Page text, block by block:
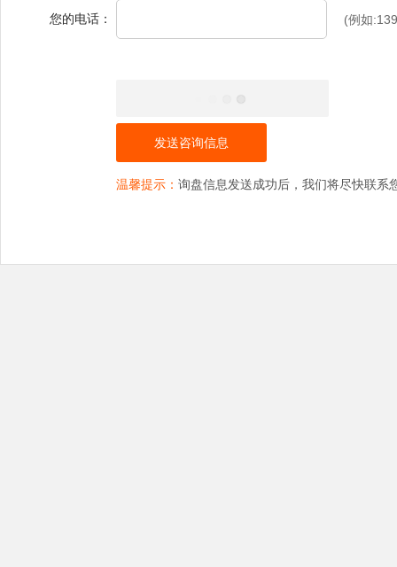
您的电话： (例如
发送咨询信息
温馨提示： 询盘信息发送成功后，我们将尽快联系